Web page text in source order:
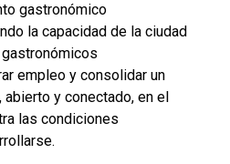
gastronómico
la capacidad de la ciudad
empleo y consolidar un
y conectado, en el
las condiciones